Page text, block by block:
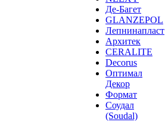
Де-Багет
GLANZEPOL
Лепнинапласт
Архитек
CERALITE
Decorus
Оптимал
Декор
Формат
Соудал
(Soudal)